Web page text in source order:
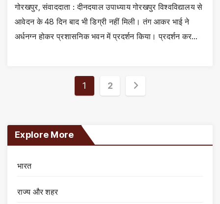
गोरखपुर, संवाददाता : दीनदयाल उपाध्याय गोरखपुर विश्वविद्यालय से
आवेदन के 48 दिन बाद भी डिग्री नहीं मिली। तंग आकर भाई ने
अर्धनग्न होकर प्रशासनिक भवन में प्रदर्शन किया। प्रदर्शन कर…
Posts
1 2
Explore More
भारत
राज्य और शहर